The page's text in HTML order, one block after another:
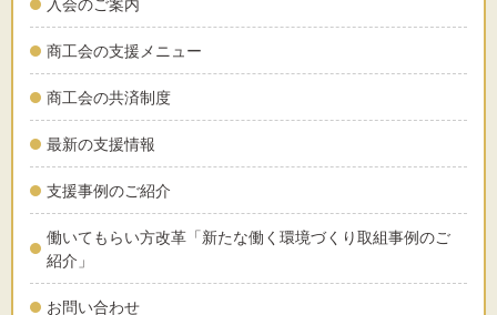
入会のご案内
商工会の支援メニュー
商工会の共済制度
最新の支援情報
支援事例のご紹介
働いてもらい方改革「新たな働く環境づくり取組事例のご
紹介」
お問い合わせ